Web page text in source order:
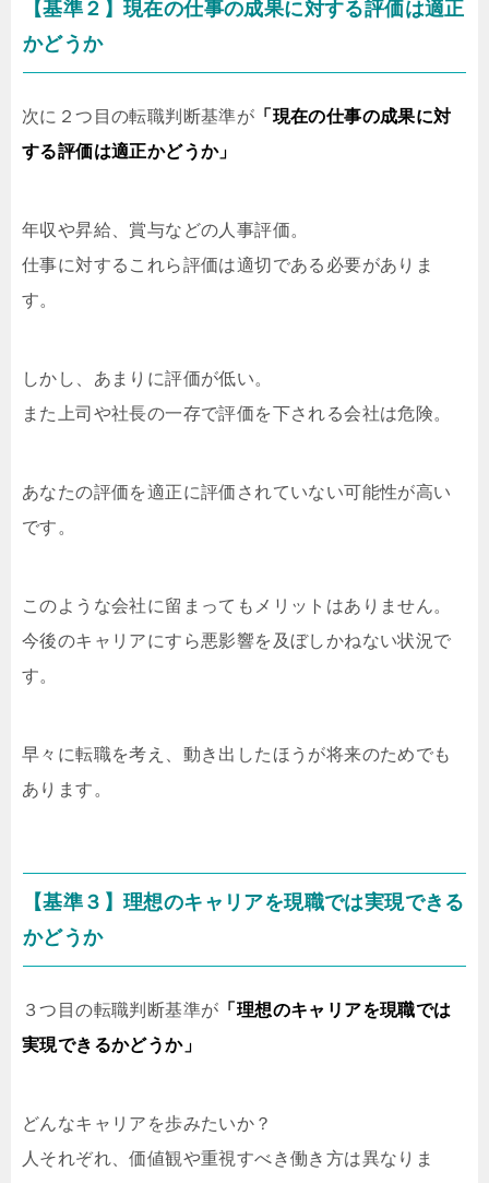
【基準２】現在の仕事の成果に対する評価は適正
かどうか
次に２つ目の転職判断基準が 「現在の仕事の成果に対
する評価は適正かどうか」
年収や昇給、賞与などの人事評価。
仕事に対するこれら評価は適切である必要がありま
す。
しかし、あまりに評価が低い。
また上司や社長の一存で評価を下される会社は危険。
あなたの評価を適正に評価されていない可能性が高い
です。
このような会社に留まってもメリットはありません。
今後のキャリアにすら悪影響を及ぼしかねない状況で
す。
早々に転職を考え、動き出したほうが将来のためでも
あります。
【基準３】理想のキャリアを現職では実現できる
かどうか
３つ目の転職判断基準が 「理想のキャリアを現職では
実現できるかどうか」
どんなキャリアを歩みたいか？
人それぞれ、価値観や重視すべき働き方は異なりま